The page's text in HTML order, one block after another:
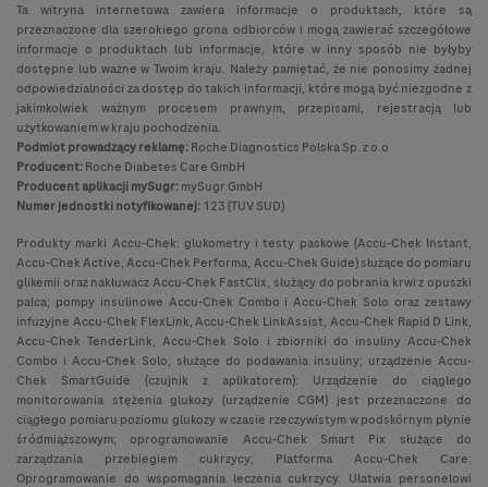
Ta witryna internetowa zawiera informacje o produktach, które są
przeznaczone dla szerokiego grona odbiorców i mogą zawierać szczegółowe
informacje o produktach lub informacje, które w inny sposób nie byłyby
dostępne lub ważne w Twoim kraju. Należy pamiętać, że nie ponosimy żadnej
odpowiedzialności za dostęp do takich informacji, które mogą być niezgodne z
jakimkolwiek ważnym procesem prawnym, przepisami, rejestracją lub
użytkowaniem w kraju pochodzenia.
Podmiot prowadzący reklamę:Roche Diagnostics Polska Sp. z o.o
Producent:Roche Diabetes Care GmbH
Producent aplikacji mySugr:mySugr GmbH
Numer jednostki notyfikowanej:123 (TUV SUD)
Produkty marki Accu-Chek: glukometry i testy paskowe (Accu-Chek Instant,
Accu-Chek Active, Accu-Chek Performa, Accu-Chek Guide) służące do pomiaru
glikemii oraz nakłuwacz Accu-Chek FastClix, służący do pobrania krwi z opuszki
palca; pompy insulinowe Accu-Chek Combo i Accu-Chek Solo oraz zestawy
infuzyjne Accu-Chek FlexLink, Accu-Chek LinkAssist, Accu-Chek Rapid D Link,
Accu-Chek TenderLink, Accu-Chek Solo i zbiorniki do insuliny Accu-Chek
Combo i Accu-Chek Solo, służące do podawania insuliny; urządzenie Accu-
Chek SmartGuide (czujnik z aplikatorem): Urządzenie do ciągłego
monitorowania stężenia glukozy (urządzenie CGM) jest przeznaczone do
ciągłego pomiaru poziomu glukozy w czasie rzeczywistym w podskórnym płynie
śródmiąższowym; oprogramowanie Accu-Chek Smart Pix służące do
zarządzania przebiegiem cukrzycy; Platforma Accu-Chek Care:
Oprogramowanie do wspomagania leczenia cukrzycy. Ułatwia personelowi